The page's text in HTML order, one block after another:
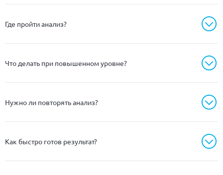
Где пройти анализ?
Что делать при повышенном уровне?
Нужно ли повторять анализ?
Как быстро готов результат?